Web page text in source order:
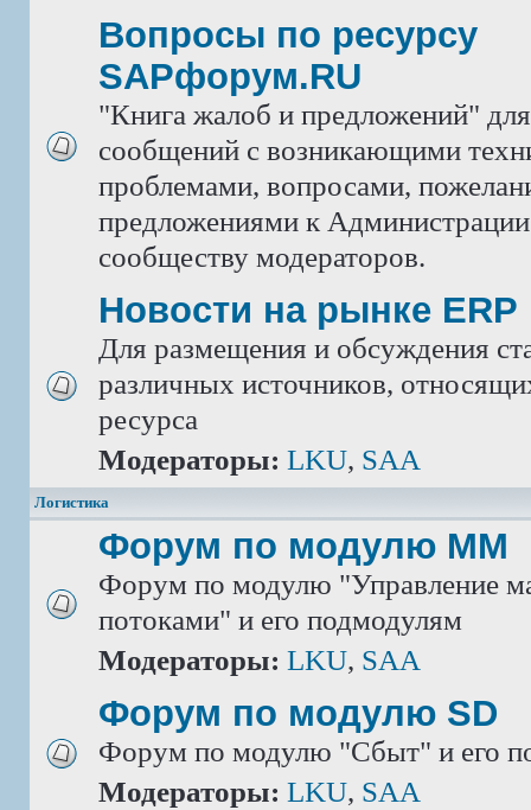
Вопросы по ресурсу
SAPфорум.RU
"Книга жалоб и предложений"
сообщений с возникающими
проблемами, вопросами,
предложениями к
сообществу модераторов.
Новости на рынке ERP
Для размещения и обсуждения
различных источников,
ресурса
Модераторы: LKU, SAA
Логистика
Форум по модулю ММ
Форум по модулю "Управление
потоками" и его подмодулям
Модераторы: LKU, SAA
Форум по модулю SD
Форум по модулю "Сбыт" и его
Модераторы: LKU, SAA